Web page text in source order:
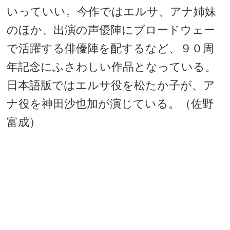
いっていい。今作ではエルサ、アナ姉妹
のほか、出演の声優陣にブロードウェー
で活躍する俳優陣を配するなど、９０周
年記念にふさわしい作品となっている。
日本語版ではエルサ役を松たか子が、ア
ナ役を神田沙也加が演じている。（佐野
富成）